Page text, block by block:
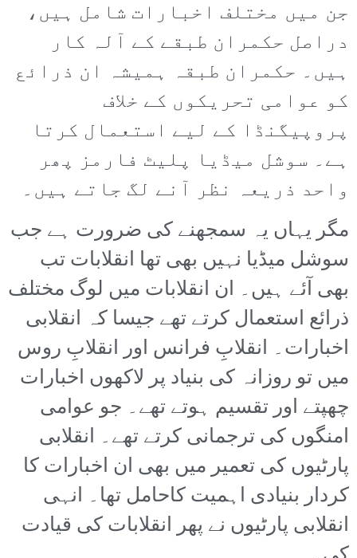
جن میں مختلف اخبارات شامل ہیں،
دراصل حکمران طبقے کے آلہ کار
ہیں۔ حکمران طبقہ ہمیشہ ان ذرائع
کو عوامی تحریکوں کے خلاف
پروپیگنڈا کے لیے استعمال کرتا
ہے۔ سوشل میڈیا پلیٹ فارمز پھر
واحد ذریعہ نظر آنے لگ جاتے ہیں۔
مگر یہاں یہ سمجھنے کی ضرورت ہے جب
سوشل میڈیا نہیں بھی تھا انقلابات تب
بھی آئے ہیں۔ ان انقلابات میں لوگ مختلف
ذرائع استعمال کرتے تھے جیسا کہ انقلابی
اخبارات۔ انقلابِ فرانس اور انقلابِ روس
میں تو روزانہ کی بنیاد پر لاکھوں اخبارات
چھپتے اور تقسیم ہوتے تھے۔ جو عوامی
امنگوں کی ترجمانی کرتے تھے۔ انقلابی
پارٹیوں کی تعمیر میں بھی ان اخبارات کا
کردار بنیادی اہمیت کاحامل تھا۔ انہی
انقلابی پارٹیوں نے پھر انقلابات کی قیادت